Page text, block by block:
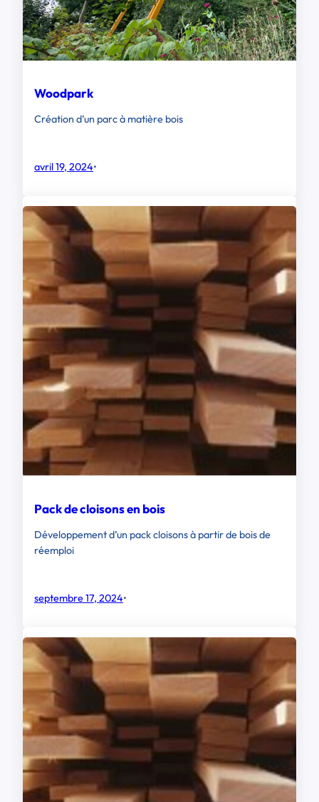
Woodpark
Création d’un parc à matière bois
avril 19, 2024•
Pack de cloisons en bois
Développement d’un pack cloisons à partir de bois de
réemploi
septembre 17, 2024•